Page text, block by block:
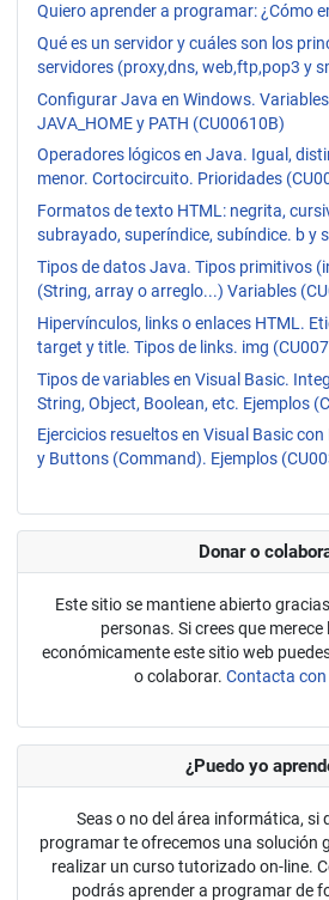
Quiero aprender a programar: ¿Cómo
Qué es un servidor y cuáles son los
servidores (proxy,dns, web,ftp,pop3 y
Configurar Java en Windows.
JAVA_HOME y PATH (CU00610B)
Operadores lógicos en Java. Igual,
menor. Cortocircuito. Prioridades
Formatos de texto HTML: negrita,
subrayado, superíndice, subíndice. b y
Tipos de datos Java. Tipos primitivos
(String, array o arreglo...) Variables
Hipervínculos, links o enlaces HTML.
target y title. Tipos de links. img
Tipos de variables en Visual Basic.
String, Object, Boolean, etc. Ejemplos
Ejercicios resueltos en Visual Basic
y Buttons (Command). Ejemplos
Donar o
Este sitio se mantiene abierto
personas. Si crees que
económicamente este sitio web
o colaborar. Contacta
¿Puedo yo
Seas o no del área informática, si
programar te ofrecemos una solución
realizar un curso tutorizado on-line.
podrás aprender a programar de